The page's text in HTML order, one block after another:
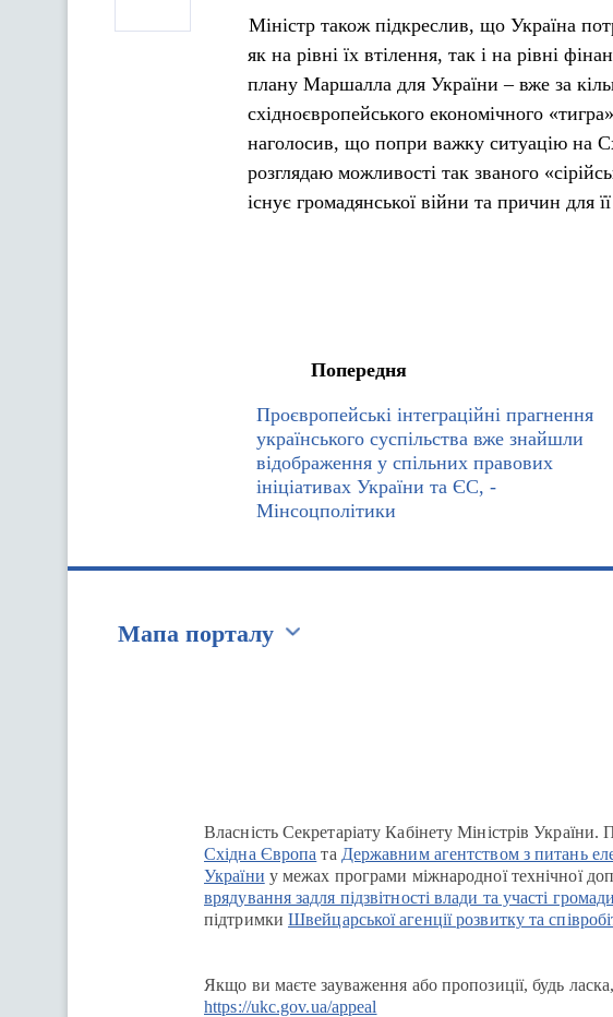
Міністр також підкреслив, що Україна
як на рівні їх втілення, так і на рівні
плану Маршалла для України – вже за
східноєвропейського економічного
наголосив, що попри важку ситуацію на
розглядаю можливості так званого
існує громадянської війни та причин для
Попередня
Проєвропейські інтеграційні прагнення
українського суспільства вже знайшли
відображення у спільних правових
ініціативах України та ЄС, -
Мінсоцполітики
Мапа порталу
Власність Секретаріату Кабінету Міністрів України.
Східна Європа та Державним агентством з питань
України у межах програми міжнародної технічної
врядування задля підзвітності влади та участі
підтримки Швейцарської агенції розвитку та
Якщо ви маєте зауваження або пропозиції, будь
https://ukc.gov.ua/appeal